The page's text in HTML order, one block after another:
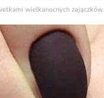
wielkanocnych zajączków.